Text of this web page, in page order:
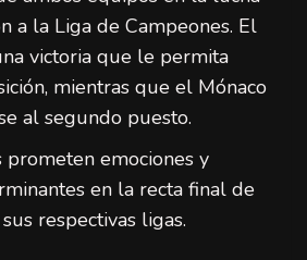
a la Liga de Campeones. El
victoria que le permita
mientras que el Mónaco
al segundo puesto.
prometen emociones y
en la recta final de
respectivas ligas.